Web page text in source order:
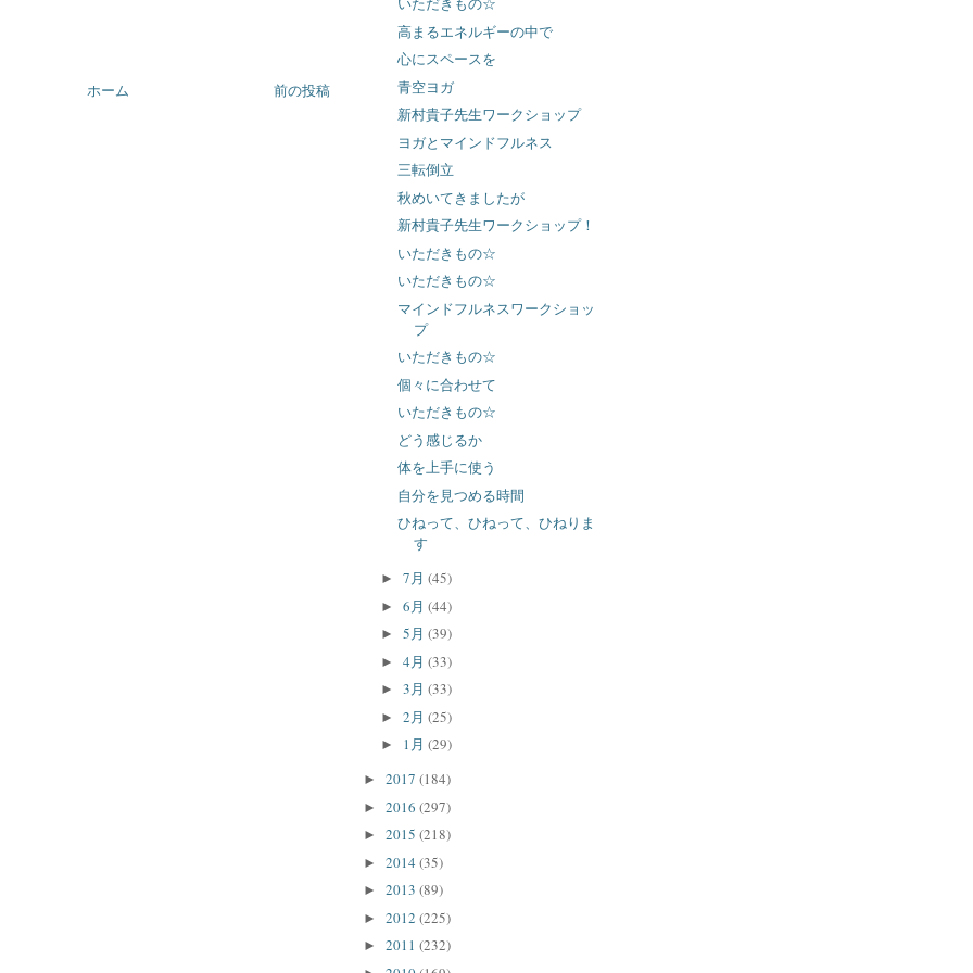
前の投稿
ホーム
高まるエネルギーの中で
心にスペースを
青空ヨガ
新村貴子先生ワークショップ
ヨガとマインドフルネス
三転倒立
秋めいてきましたが
新村貴子先生ワークショップ！
いただきもの☆
いただきもの☆
マインドフルネスワークショッ
プ
いただきもの☆
個々に合わせて
いただきもの☆
どう感じるか
体を上手に使う
自分を見つめる時間
ひねって、ひねって、ひねりま
す
► 7月 (45)
► 6月 (44)
► 5月 (39)
► 4月 (33)
► 3月 (33)
► 2月 (25)
► 1月 (29)
► 2017 (184)
► 2016 (297)
► 2015 (218)
► 2014 (35)
► 2013 (89)
► 2012 (225)
► 2011 (232)